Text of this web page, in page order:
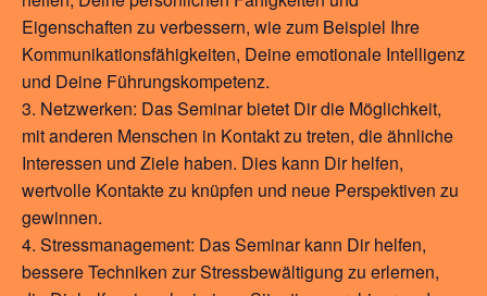
Eigenschaften zu verbessern, wie zum Beispiel Ihre
Kommunikationsfähigkeiten, Deine emotionale Intelligenz
und Deine Führungskompetenz.
Netzwerken: Das Seminar bietet Dir die Möglichkeit,
mit anderen Menschen in Kontakt zu treten, die ähnliche
Interessen und Ziele haben. Dies kann Dir helfen,
wertvolle Kontakte zu knüpfen und neue Perspektiven zu
gewinnen.
Stressmanagement: Das Seminar kann Dir helfen,
bessere Techniken zur Stressbewältigung zu erlernen,